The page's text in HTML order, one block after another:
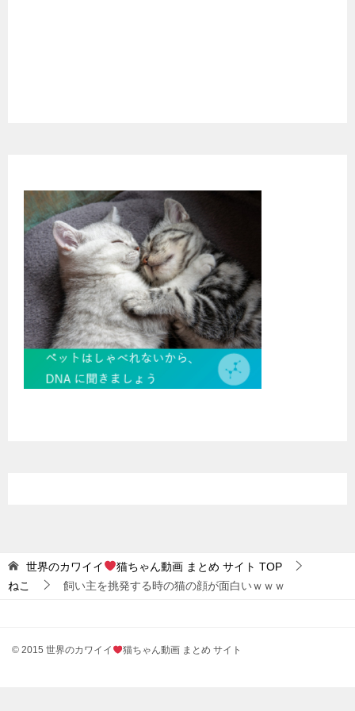
世界のカワイイ 猫ちゃん動画 まとめ サイト TOP
ねこ
飼い主を挑発する時の猫の顔が面白いｗｗｗ
© 2015 世界のカワイイ 猫ちゃん動画 まとめ サイト